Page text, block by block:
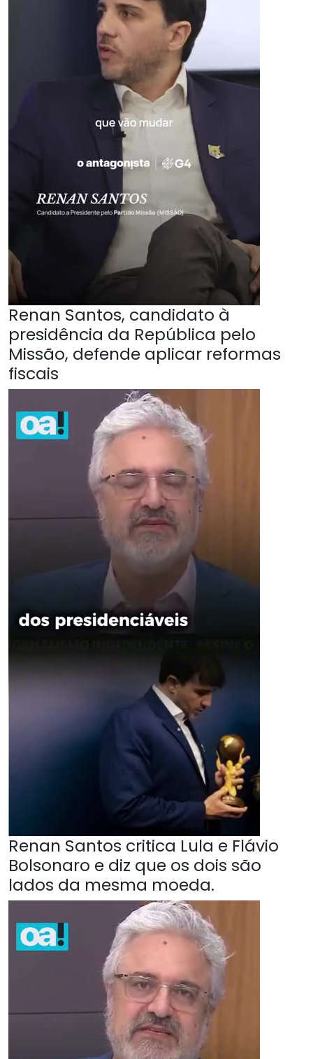
Renan Santos, candidato à
presidência da República pelo
Missão, defende aplicar reformas
fiscais
Renan Santos critica Lula e Flávio
Bolsonaro e diz que os dois são
lados da mesma moeda.